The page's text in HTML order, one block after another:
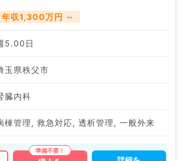
年収1,300万円 ～
5.00日
玉県秩父市
臓内科
棟管理, 救急対応, 透析管理, 一般外来